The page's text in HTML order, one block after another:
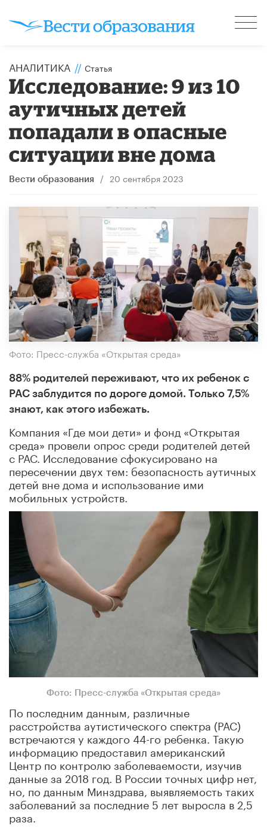
АНАЛИТИКА // Статья
Исследование: 9 из 10
аутичных детей
попадали в опасные
ситуации вне дома
Вести образования / 20 сентября 2023
Фото: Пресс-служба «Открытая среда»
88% родителей переживают, что их ребенок с
РАС заблудится по дороге домой. Только 7,5%
знают, как этого избежать.
Компания «Где мои дети» и фонд «Открытая
среда» провели опрос среди родителей детей
с РАС. Исследование сфокусировано на
пересечении двух тем: безопасность аутичных
детей вне дома и использование ими
мобильных устройств.
Фото: Пресс-служба «Открытая среда»
По последним данным, различные
расстройства аутистического спектра (РАС)
встречаются у каждого 44-го ребенка. Такую
информацию предоставил американский
Центр по контролю заболеваемости, изучив
данные за 2018 год. В России точных цифр нет,
но, по данным Минздрава, выявляемость таких
заболеваний за последние 5 лет выросла в 2,5
раза.